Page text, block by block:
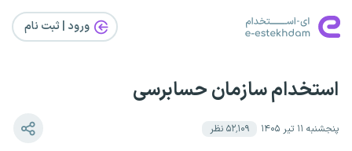
ورود | ثبت‌ نام
استخدام سازمان حسابرسی
پنجشنبه ۱۱ تیر ۱۴۰۵ ۵۲٬۱۰۹ نظر